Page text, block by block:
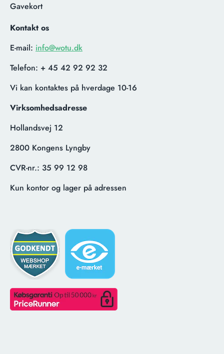
Gavekort
Kontakt os
E-mail: info@wotu.dk
Telefon: + 45 42 92 92 32
Vi kan kontaktes på hverdage 10-16
Virksomhedsadresse
Hollandsvej 12
2800 Kongens Lyngby
CVR-nr.: 35 99 12 98
Kun kontor og lager på adressen